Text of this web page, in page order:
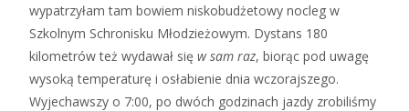
wypatrzyłam tam bowiem niskobudżetowy nocleg w
Szkolnym Schronisku Młodzieżowym. Dystans 180
kilometrów też wydawał się w sam raz, biorąc pod uwagę
wysoką temperaturę i osłabienie dnia wczorajszego.
Wyjechawszy o 7:00, po dwóch godzinach jazdy zrobiliśmy